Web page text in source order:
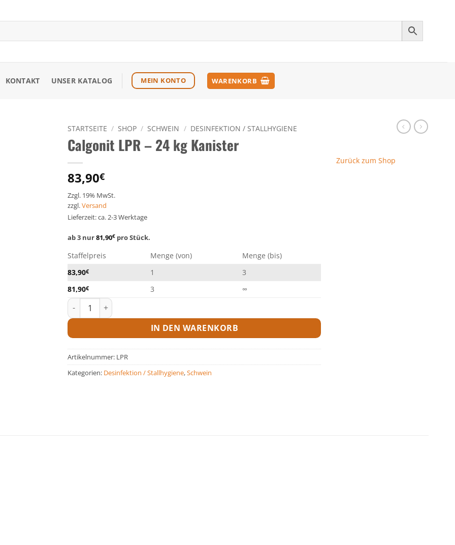
KONTAKT UNSER KATALOG MEIN KONTO WARENKORB
STARTSEITE / SHOP / SCHWEIN / DESINFEKTION / STALLHYGIENE
Calgonit LPR – 24 kg Kanister
83,90€
Zzgl. 19% MwSt.
zzgl.Versand
Lieferzeit: ca. 2-3 Werktage
ab 3 nur81,90€ pro Stück.
Staffelpreis Menge (von)
Menge (bis)
83,90€ 1
3
81,90€ 3
∞
Calgonit LPR - 24 kg Kanister Menge
IN DEN WARENKORB
Artikelnummer: LPR
Kategorien: Desinfektion / Stallhygiene,Schwein
Zurück zum Shop